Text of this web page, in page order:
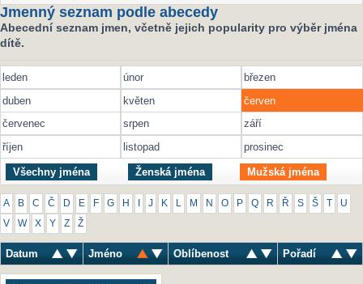
Jmenný seznam podle abecedy
Abecední seznam jmen, včetně jejich popularity pro výběr jména
dítě.
leden únor
březen
duben
květen
červen
červenec
srpen
září
říjen
listopad prosinec
Všechny jména Ženská jména Mužská jména
A B C Č D E F G H J K M N O P Q R Ř S Š U
V W X Y Z Ž
Datum Jméno Oblíbenost Pořadí